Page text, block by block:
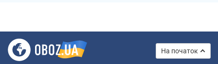
На початок